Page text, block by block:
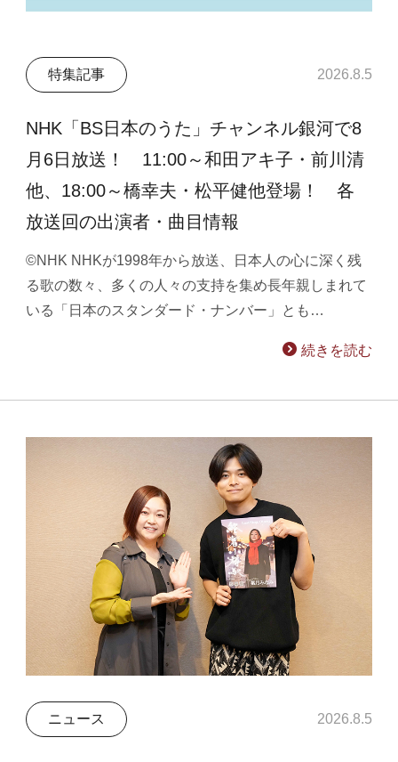
特集記事 2026.8.5
NHK「BS日本のうた」チャンネル銀河で8
月6日放送！ 11:00～和田アキ子・前川清
他、18:00～橋幸夫・松平健他登場！ 各
放送回の出演者・曲目情報
©NHK NHKが1998年から放送、日本人の心に深く残
る歌の数々、多くの人々の支持を集め長年親しまれて
いる「日本のスタンダード・ナンバー」とも…
続きを読む
ニュース 2026.8.5